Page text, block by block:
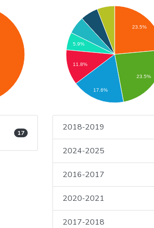
17
23.5%
23.5%
5.9%
11.8%
17.6%
2018-2019
2024-2025
2016-2017
2020-2021
2017-2018